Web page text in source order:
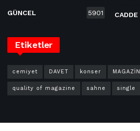
GÜNCEL 5901 CADDE
Etiketler
cemiyet DAVET konser MAGAZİN
quality of magazine sahne single